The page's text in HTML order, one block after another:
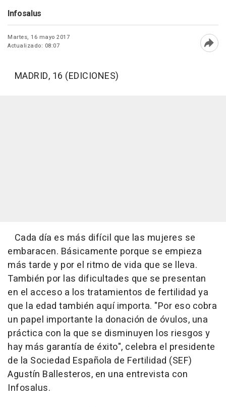
Infosalus
Martes, 16 mayo 2017
Actualizado: 08:07
MADRID, 16 (EDICIONES)
Cada día es más difícil que las mujeres se
embaracen. Básicamente porque se empieza
más tarde y por el ritmo de vida que se lleva.
También por las dificultades que se presentan
en el acceso a los tratamientos de fertilidad ya
que la edad también aquí importa. "Por eso cobra
un papel importante la donación de óvulos, una
práctica con la que se disminuyen los riesgos y
hay más garantía de éxito", celebra el presidente
de la Sociedad Española de Fertilidad (SEF)
Agustín Ballesteros, en una entrevista con
Infosalus.